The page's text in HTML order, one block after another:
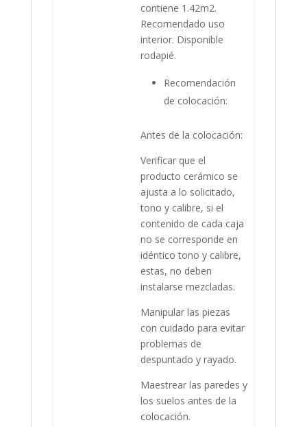
contiene 1.42m2.
Recomendado uso
interior. Disponible
rodapié.
Recomendación
de colocación:
Antes de la colocación:
Verificar que el
producto cerámico se
ajusta a lo solicitado,
tono y calibre, si el
contenido de cada caja
no se corresponde en
idéntico tono y calibre,
estas, no deben
instalarse mezcladas.
Manipular las piezas
con cuidado para evitar
problemas de
despuntado y rayado.
Maestrear las paredes y
los suelos antes de la
colocación.